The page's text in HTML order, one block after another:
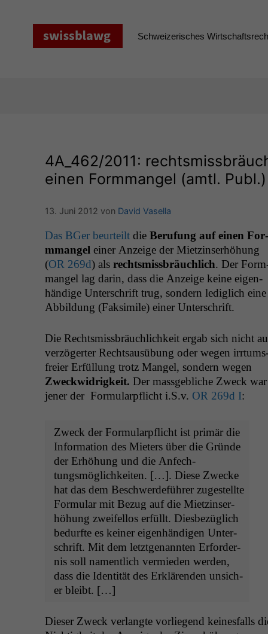
Schweizerisches
4A_462/2011:
einen Formmangel (amtl. Publ.)
13. Juni 2012 von David Vasella
Das BGer beurteiltdie Beru­fung auf einen For­
m­man­gel ein­er Anzeige der Miet­zin­ser­höhung
(OR 269d) alsrechtsmiss­bräuch­lich. Der
man­gel lag darin, dass die Anzeige keine eigen­
händi­ge Unter­schrift trug, son­dern lediglich eine
Abbil­dung (Fak­sim­i­le) ein­er Unterschrift.
Die Rechtsmiss­bräuch­lichkeit ergab sich nicht
verzögert­er Recht­sausübung oder wegen
freier Erfül­lung trotz Man­gel, son­dern wegen
Zweck­widrigkeit. Der mass­ge­bliche Zweck war
jen­er der For­mu­la­rpflicht i.S.v. OR 269d I:
Zweck der For­mu­la­rpflicht ist primär die
Infor­ma­tion des Mieters über die Gründe
der Erhöhung und die Anfech­
tungsmöglichkeit­en. […]. Diese Zwecke
hat das dem Beschw­erde­führer zugestellte
For­mu­lar mit Bezug auf die Miet­zin­ser­
höhung zweifel­los erfüllt. Dies­bezüglich
bedurfte es kein­er eigen­händi­gen Unter­
schrift. Mit dem let­zt­ge­nan­nten Erforder­
nis soll namentlich ver­mieden wer­den,
dass die Iden­tität des Erk­lären­den unsich­
er bleibt. […]
Dieser Zweck ver­langte vor­liegend keines­falls